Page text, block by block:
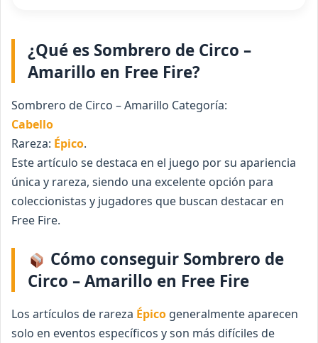
¿Qué es Sombrero de Circo –
Amarillo en Free Fire?
Sombrero de Circo – Amarillo Categoría:
Cabello
Rareza: Épico.
Este artículo se destaca en el juego por su apariencia
única y rareza, siendo una excelente opción para
coleccionistas y jugadores que buscan destacar en
Free Fire.
Cómo conseguir Sombrero de
Circo – Amarillo en Free Fire
Los artículos de rareza Épico generalmente aparecen
solo en eventos específicos y son más difíciles de